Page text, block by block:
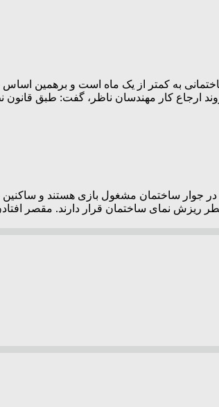
به کمتر از یک ماه است و برهمین اساس
ارجاع کار مهندسان ناظر، گفت: طبق
جوار ساختمان مشغول بازی هستند و ساکنین
ریزش نمای ساختمان قرار دارند. مقصر